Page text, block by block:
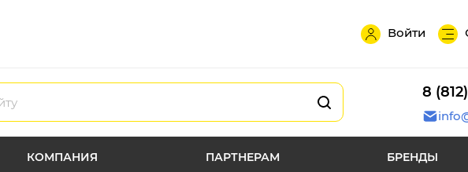
Войти
8
КОМПАНИЯ ПАРТНЕРАМ БРЕНДЫ